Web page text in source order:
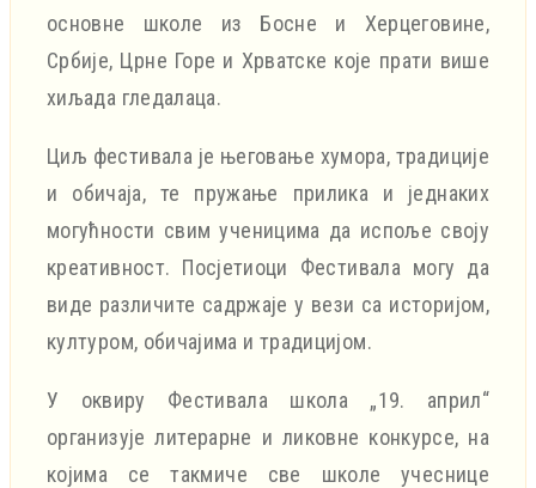
основне школе из Босне и Херцеговине,
Србије, Црне Горе и Хрватске које прати више
хиљада гледалаца.
Циљ фестивала је његовање хумора, традиције
и обичаја, те пружање прилика и једнаких
могућности свим ученицима да испоље своју
креативност. Посјетиоци Фестивала могу да
виде различите садржаје у вези са историјом,
културом, обичајима и традицијом.
У оквиру Фестивала школа „19. април“
организује литерарне и ликовне конкурсе, на
којима се такмиче све школе учеснице